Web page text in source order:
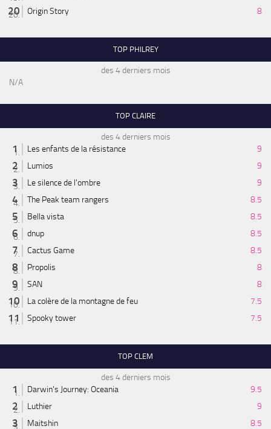
Origin Story
8
TOP PHILREY
des 4 derniers mois
N/A
TOP CLAIRE
des 4 derniers mois
Les enfants de la résistance
9
Lumios
9
Le silence de l'ombre
9
The Peak team rangers
8.5
Bella vista
8.5
dnup
8.5
Cactus Game
8.5
Propolis
8
SAN
8
La colère de la montagne de feu
7.5
Spooky tower
7.5
TOP CLEM
des 4 derniers mois
Darwin's Journey: Oceania
9.5
Luthier
9
Maitshin
8.5